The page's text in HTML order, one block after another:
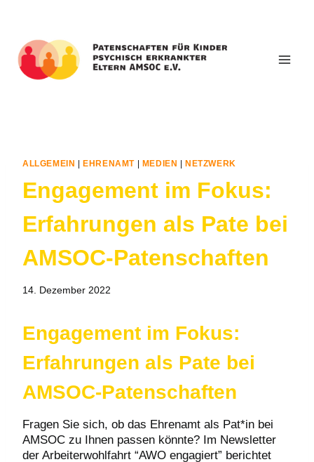
springen
ALLGEMEIN EHRENAMT| MEDIEN NETZWERK
Engagement im Fokus:
Erfahrungen als Pate bei
AMSOC-Patenschaften
14. Dezember 2022
Engagement im Fokus:
Erfahrungen als Pate bei
AMSOC-Patenschaften
Fragen Sie sich, ob das Ehrenamt als Pat*in bei
AMSOC zu Ihnen passen könnte? Im Newsletter
der Arbeiterwohlfahrt “AWO engagiert” berichtet